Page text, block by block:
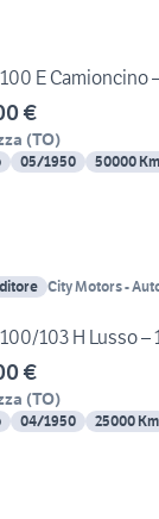
E Camioncino
€
(TO)
05/1950 50000 Km
City Motors -
103 H Lusso –
€
(TO)
04/1950 25000 Km